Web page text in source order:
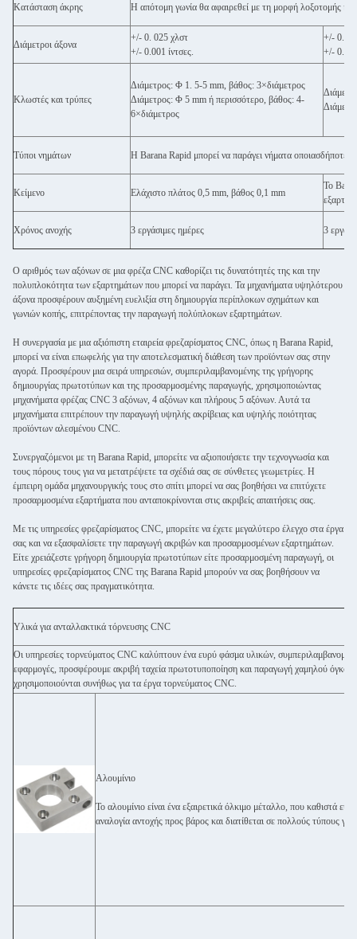
Κατάσταση άκρης Η απότομη γωνία θα αφαιρεθεί με τη μορφή λοξοτομής ή
Διάμετροι άξονα
+/- 0. 025 χλστ
+/- 0.001 ίντσες.
+/- 0.
+/-
Κλωστές και τρύπες
Διάμετρος: Φ 1. 5-5 mm, βάθος: 3×διάμετρος
Διάμετρος: Φ 5 mm ή περισσότερο, βάθος: 4-
6×διάμετρος
Τύποι νημάτων Η Barana Rapid μπορεί να παράγει νήματα οποιασδήποτε
Κείμενο Ελάχιστο πλάτος 0,5 mm, βάθος 0,1 mm
Το
Χρόνος ανοχής 3 εργάσιμες ημέρες 3
Ο αριθμός των αξόνων σε μια φρέζα CNC καθορίζει τις δυνατότητές της και την
πολυπλοκότητα των εξαρτημάτων που μπορεί να παράγει. Τα μηχανήματα υψηλότερου
άξονα προσφέρουν αυξημένη ευελιξία στη δημιουργία περίπλοκων σχημάτων και
γωνιών κοπής, επιτρέποντας την παραγωγή πολύπλοκων εξαρτημάτων.
Η συνεργασία με μια αξιόπιστη εταιρεία φρεζαρίσματος CNC, όπως η Barana Rapid,
μπορεί να είναι επωφελής για την αποτελεσματική διάθεση των προϊόντων σας στην
αγορά. Προσφέρουν μια σειρά υπηρεσιών, συμπεριλαμβανομένης της γρήγορης
δημιουργίας πρωτοτύπων και της προσαρμοσμένης παραγωγής, χρησιμοποιώντας
μηχανήματα φρέζας CNC 3 αξόνων, 4 αξόνων και πλήρους 5 αξόνων. Αυτά τα
μηχανήματα επιτρέπουν την παραγωγή υψηλής ακρίβειας και υψηλής ποιότητας
προϊόντων αλεσμένου CNC.
Συνεργαζόμενοι με τη Barana Rapid, μπορείτε να αξιοποιήσετε την τεχνογνωσία και
τους πόρους τους για να μετατρέψετε τα σχέδιά σας σε σύνθετες γεωμετρίες. Η
έμπειρη ομάδα μηχανουργικής τους στο σπίτι μπορεί να σας βοηθήσει να επιτύχετε
προσαρμοσμένα εξαρτήματα που ανταποκρίνονται στις ακριβείς απαιτήσεις σας.
Με τις υπηρεσίες φρεζαρίσματος CNC, μπορείτε να έχετε μεγαλύτερο έλεγχο στα έργα
σας και να εξασφαλίσετε την παραγωγή ακριβών και προσαρμοσμένων εξαρτημάτων.
Είτε χρειάζεστε γρήγορη δημιουργία πρωτοτύπων είτε προσαρμοσμένη παραγωγή, οι
υπηρεσίες φρεζαρίσματος CNC της Barana Rapid μπορούν να σας βοηθήσουν να
κάνετε τις ιδέες σας πραγματικότητα.
Υλικά για ανταλλακτικά τόρνευσης CNC
Οι υπηρεσίες τορνεύματος CNC καλύπτουν ένα ευρύ φάσμα υλικών,
εφαρμογές, προσφέρουμε ακριβή ταχεία πρωτοτυποποίηση και παραγωγή χαμηλού
χρησιμοποιούνται συνήθως για τα έργα τορνεύματος CNC.
Αλουμίνιο
Το αλουμίνιο είναι ένα εξαιρετικά όλκιμο μέταλλο, που καθιστά
αναλογία αντοχής προς βάρος και διατίθεται σε πολλούς τύπους